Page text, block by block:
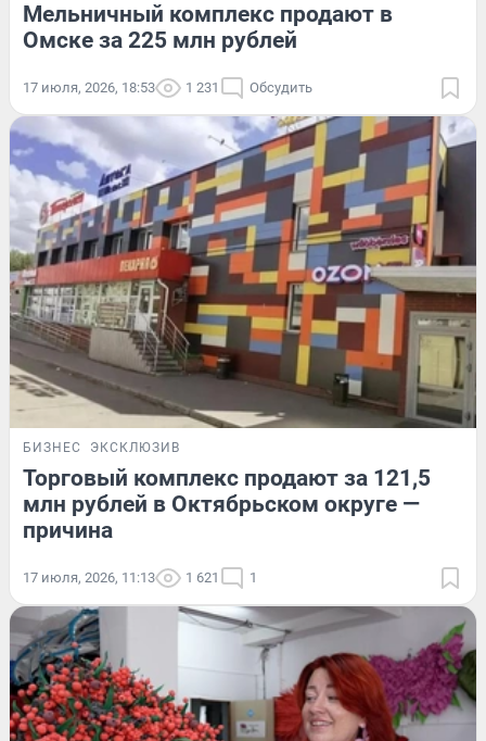
Мельничный комплекс продают в
Омске за 225 млн рублей
17 июля, 2026, 18:53 1 231 Обсудить
БИЗНЕС ЭКСКЛЮЗИВ
Торговый комплекс продают за 121,5
млн рублей в Октябрьском округе —
причина
17 июля, 2026, 11:13 1 621 1